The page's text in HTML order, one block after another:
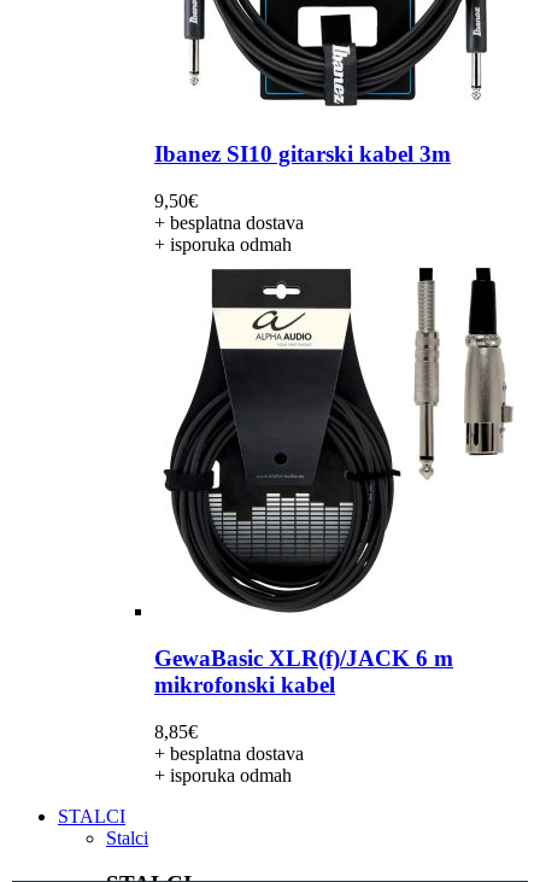
Ibanez SI10 gitarski kabel 3m
9,50€
+ besplatna dostava
+ isporuka odmah
GewaBasic XLR(f)/JACK 6 m
mikrofonski kabel
8,85€
+ besplatna dostava
+ isporuka odmah
STALCI
Stalci